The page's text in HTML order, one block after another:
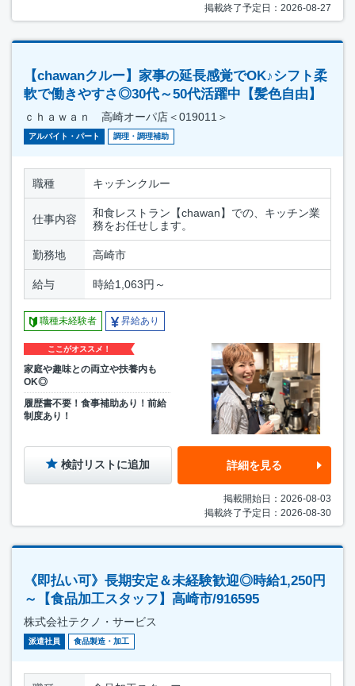
掲載終了予定日：2026-08-27
【chawanクルー】家事の延長感覚でOK♪シフト柔
軟で働きやすさ◎30代～50代活躍中【髪色自由】
ｃｈａｗａｎ 高崎オーパ店＜019011＞
アルバイト・パート 調理・調理補助
職種 キッチンクルー
仕事内容
和食レストラン【chawan】での、キッチン業
務をお任せします。
勤務地 高崎市
給与 時給1,063円～
職種未経験者 昇給あり
ここがオススメ！
家庭や趣味との両立や扶養内も
OK◎
履歴書不要！食事補助あり！前給
制度あり！
検討リストに追加 詳細を見る
掲載開始日：2026-08-03
掲載終了予定日：2026-08-30
《即払い可》長期安定＆未経験歓迎◎時給1,250円
～【食品加工スタッフ】高崎市/916595
株式会社テクノ・サービス
派遣社員 食品製造・加工